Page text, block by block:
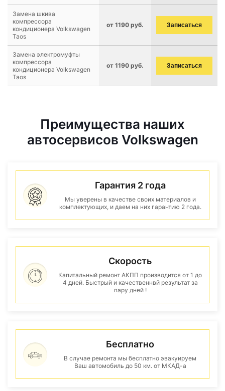
Замена шкива
компрессора
кондиционера Volkswagen
Taos
от 1190 руб. Записаться
Замена электромуфты
компрессора
кондиционера Volkswagen
Taos
от 1190 руб. Записаться
Преимущества наших
автосервисов Volkswagen
Гарантия 2 года
Мы уверены в качестве своих материалов и
комплектующих, и даем на них гарантию 2 года.
Скорость
Капитальный ремонт АКПП производится от 1 до
4 дней. Быстрый и качественнвй результат за
пару дней !
Бесплатно
В случае ремонта мы бесплатно эвакуируем
Ваш автомобиль до 50 км. от МКАД-а